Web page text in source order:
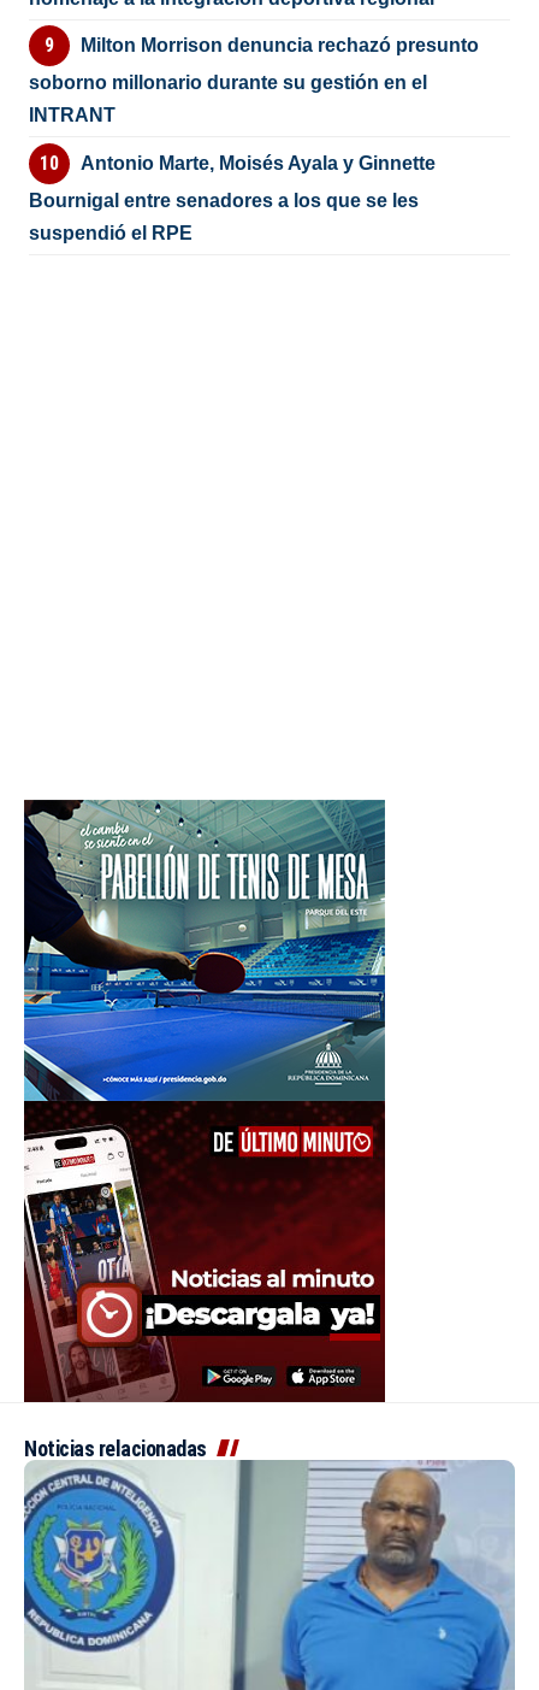
Milton Morrison denuncia rechazó presunto
soborno millonario durante su gestión en el
INTRANT
Antonio Marte, Moisés Ayala y Ginnette
Bournigal entre senadores a los que se les
suspendió el RPE
Noticias relacionadas